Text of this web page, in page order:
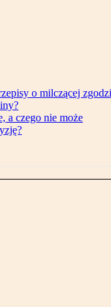
o milczącej
a czego nie może